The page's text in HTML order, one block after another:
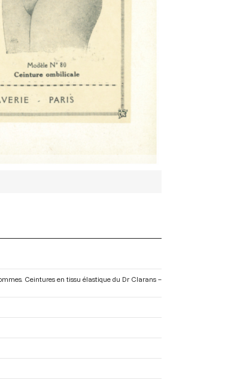
Ceintures en tissu élastique du Dr Clarans –